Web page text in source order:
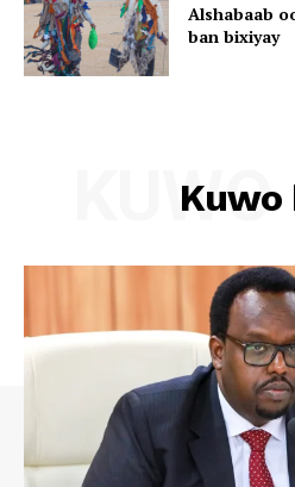
Alshabaab
ban bixiyay
Kuwo
KUWO